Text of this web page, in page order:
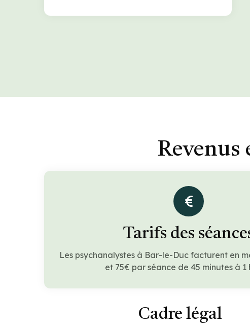
Tarifs des
Les psychanalystes à Bar-le-Duc facturent en
et 75€ par séance de 45 minutes à 1
Cadre légal